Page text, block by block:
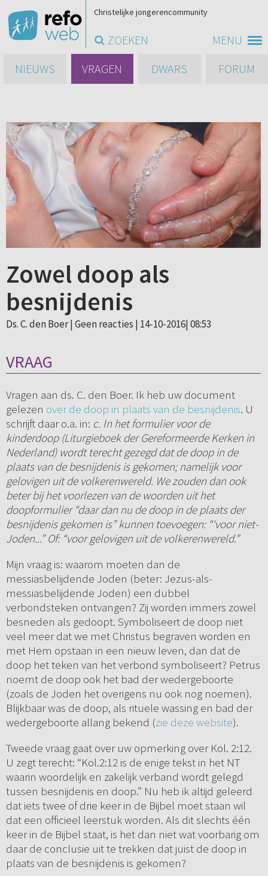
MENU
Christelijke jongerencommunity
ZOEKEN
NIEUWS
VRAGEN DWARS FORUM
Zowel doop als
besnijdenis
Ds. C. den Boer | Geen reacties | 14-10-2016| 08:53
VRAAG
Vragen aan ds. C. den Boer. Ik heb uw document
gelezen over de doop in plaats van de besnijdenis. U
schrijft daar o.a. in: c. In het formulier voor de
kinderdoop (Liturgieboek der Gereformeerde Kerken in
Nederland) wordt terecht gezegd dat de doop in de
plaats van de besnijdenis is gekomen; namelijk voor
gelovigen uit de volkerenwereld. We zouden dan ook
beter bij het voorlezen van de woorden uit het
doopformulier “daar dan nu de doop in de plaats der
besnijdenis gekomen is” kunnen toevoegen: “‘voor niet-
Joden...” Of: “voor gelovigen uit de volkerenwereld.”
Mijn vraag is: waarom moeten dan de
messiasbelijdende Joden (beter: Jezus-als-
messiasbelijdende Joden) een dubbel
verbondsteken ontvangen? Zij worden immers zowel
besneden als gedoopt. Symboliseert de doop niet
veel meer dat we met Christus begraven worden en
met Hem opstaan in een nieuw leven, dan dat de
doop het teken van het verbond symboliseert? Petrus
noemt de doop ook het bad der wedergeboorte
(zoals de Joden het overigens nu ook nog noemen).
Blijkbaar was de doop, als rituele wassing en bad der
wedergeboorte allang bekend (zie deze website).
Tweede vraag gaat over uw opmerking over Kol. 2:12.
U zegt terecht: “Kol.2:12 is de enige tekst in het NT
waarin woordelijk en zakelijk verband wordt gelegd
tussen besnijdenis en doop.” Nu heb ik altijd geleerd
dat iets twee of drie keer in de Bijbel moet staan wil
dat een officieel leerstuk worden. Als dit slechts één
keer in de Bijbel staat, is het dan niet wat voorbarig om
daar de conclusie uit te trekken dat juist de doop in
plaats van de besnijdenis is gekomen?